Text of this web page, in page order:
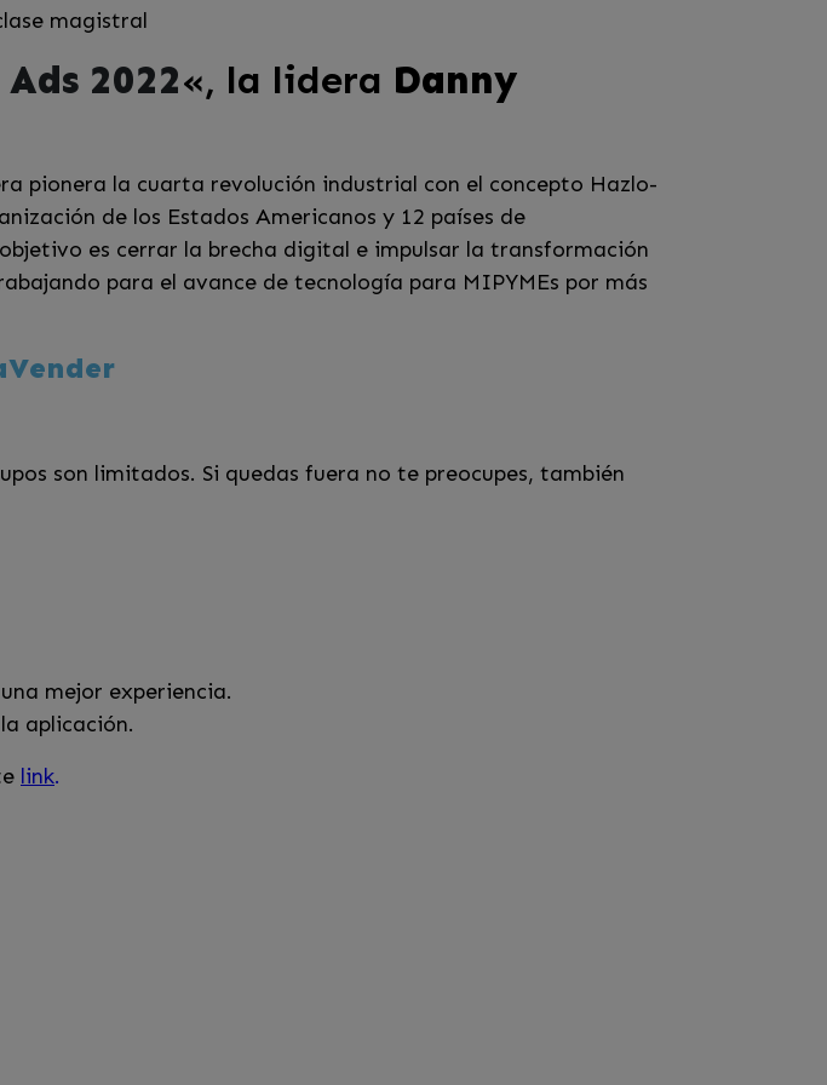
magistral
2022«, la lidera Danny
pionera la cuarta revolución industrial con el concepto Hazlo-
de los Estados Americanos y 12 países de
es cerrar la brecha digital e impulsar la transformación
para el avance de tecnología para MIPYMEs por más
son limitados. Si quedas fuera no te preocupes, también
mejor experiencia.
aplicación.
link.